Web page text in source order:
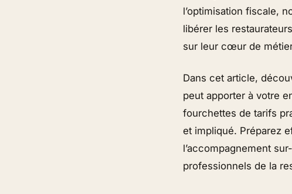
l’optimisation fiscale,
libérer les
sur leur cœur de
Dans cet article,
peut apporter à votre
fourchettes de tarifs
et impliqué. Préparez
l’accompagnement
professionnels de la